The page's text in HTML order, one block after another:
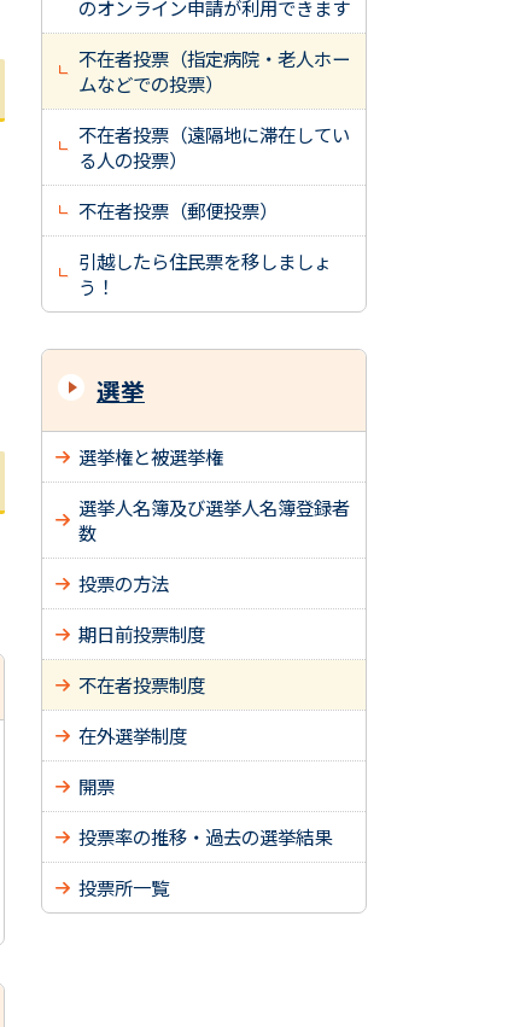
のオンライン申請が利用できます
不在者投票（指定病院・老人ホー
ムなどでの投票）
不在者投票（遠隔地に滞在してい
る人の投票）
不在者投票（郵便投票）
引越したら住民票を移しましょ
う！
選挙
選挙権と被選挙権
選挙人名簿及び選挙人名簿登録者
数
投票の方法
期日前投票制度
不在者投票制度
在外選挙制度
開票
投票率の推移・過去の選挙結果
投票所一覧